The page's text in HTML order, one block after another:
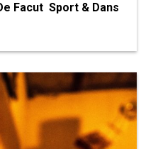
Facut Sport & Dans